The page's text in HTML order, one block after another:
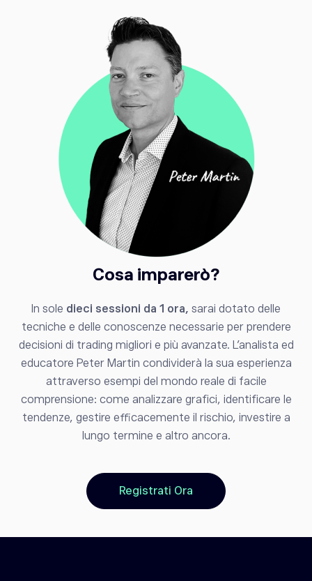
Cosa imparerò?
In sole dieci sessioni da 1 ora, sarai dotato delle
tecniche e delle conoscenze necessarie per prendere
decisioni di trading migliori e più avanzate. L'analista ed
educatore Peter Martin condividerà la sua esperienza
attraverso esempi del mondo reale di facile
comprensione: come analizzare grafici, identificare le
tendenze, gestire efficacemente il rischio, investire a
lungo termine e altro ancora.
Registrati Ora